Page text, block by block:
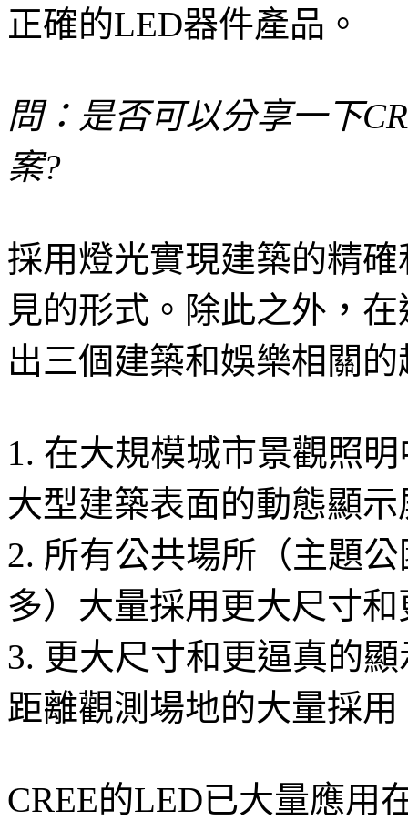
正確的LED器件產品。
問：是否可以分享一下
案?
採用燈光實現建築的精
見的形式。除此之外，
出三個建築和娛樂相關
1. 在大規模城市景觀照
大型建築表面的動態顯示
2. 所有公共場所（主題
多）大量採用更大尺寸
3. 更大尺寸和更逼真的
距離觀測場地的大量採用
CREE的LED已大量應用